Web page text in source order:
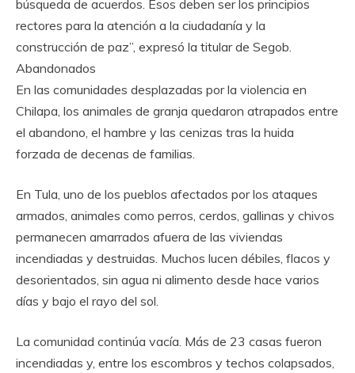
búsqueda de acuerdos. Esos deben ser los principios
rectores para la atención a la ciudadanía y la
construcción de paz”, expresó la titular de Segob.
Abandonados
En las comunidades desplazadas por la violencia en
Chilapa, los animales de granja quedaron atrapados entre
el abandono, el hambre y las cenizas tras la huida
forzada de decenas de familias.
En Tula, uno de los pueblos afectados por los ataques
armados, animales como perros, cerdos, gallinas y chivos
permanecen amarrados afuera de las viviendas
incendiadas y destruidas. Muchos lucen débiles, flacos y
desorientados, sin agua ni alimento desde hace varios
días y bajo el rayo del sol.
La comunidad continúa vacía. Más de 23 casas fueron
incendiadas y, entre los escombros y techos colapsados,